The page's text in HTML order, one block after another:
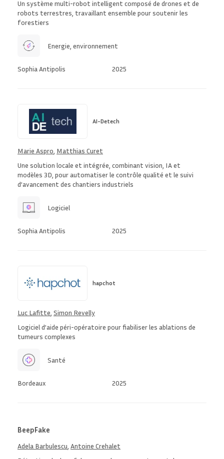
Un système multi-robot intelligent composé de drones et de
robots terrestres, travaillant ensemble pour soutenir les
forestiers
Energie, environnement
Sophia Antipolis 2025
AI-Detech
Marie Aspro Matthias Curet
Une solution locale et intégrée, combinant vision, IA et
modèles 3D, pour automatiser le contrôle qualité et le suivi
d’avancement des chantiers industriels
Logiciel
Sophia Antipolis 2025
hapchot
Luc Lafitte Simon Revelly
Logiciel d’aide péri-opératoire pour fiabiliser les ablations de
tumeurs complexes
Santé
Bordeaux 2025
BeepFake
Adela Barbulescu Antoine Crehalet